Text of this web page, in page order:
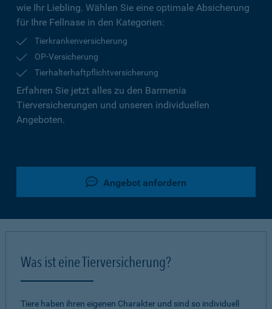
wie Ihr Liebling. Wählen Sie eine optimale Absicherung
für Ihre Fellnase in den Kategorien:
Tierkrankenversicherung
OP-Versicherung
Tierhalterhaftpflichtversicherung
Erfahren Sie jetzt alles zu den Barmenia
Tierversicherungen und unseren individuellen
Angeboten.
Angebot anfordern
Was ist eine Tierversicherung?
Tiere haben ihren eigenen Charakter und sind so individuell